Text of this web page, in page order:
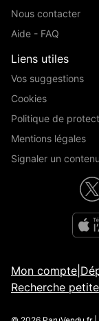
Nous contacter
Aide - FAQ
Liens utiles
Vos suggestions
Cookies
Politique de
Mentions légales
Signaler un
Mon compte
Recherche